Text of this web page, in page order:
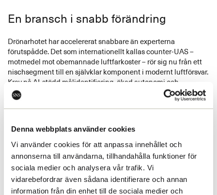
Denna webbplats använder cookies
Vi använder cookies för att anpassa innehållet och
annonserna till användarna, tillhandahålla funktioner för
sociala medier och analysera vår trafik. Vi
vidarebefordrar även sådana identifierare och annan
information från din enhet till de sociala medier och
En bransch i snabb förändring
Drönarhotet har accelererat snabbare än experterna
förutspådde. Det som internationellt kallas counter-UAS –
motmedel mot obemannade luftfarkoster – rör sig nu från ett
nischsegment till en självklar komponent i modernt luftförsvar.
Krav på AI-stödd målidentifiering, ökad autonomi och
flerskiktade försvarslösningar driver utvecklingen framåt.
Samtidigt breddar sig kundbasen: civila aktörer som
flygplatser, hamnar och energibolag är på väg att bli lika
SNS som en plattform bortom
dagspolitiken
I en starkt reglerad och svårnavigerad bransch är tillgången till